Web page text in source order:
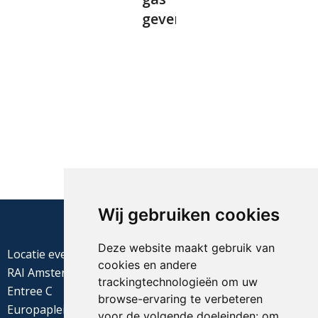
Wij gebruiken cookies
Deze website maakt gebruik van
cookies en andere
trackingtechnologieën om uw
browse-ervaring te verbeteren
geven”
Locatie evenement
RAI Amsterdam
Entree C
Europaplein 22